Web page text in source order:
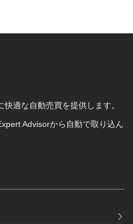
適な自動売買を提供します。
Advisorから自動で取り込ん